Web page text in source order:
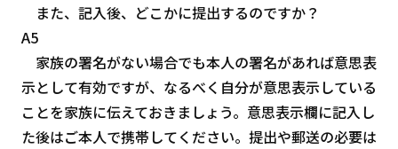
また、記入後、どこかに提出するのですか？
A5
家族の署名がない場合でも本人の署名があれば意思表
示として有効ですが、なるべく自分が意思表示している
ことを家族に伝えておきましょう。意思表示欄に記入し
た後はご本人で携帯してください。提出や郵送の必要は